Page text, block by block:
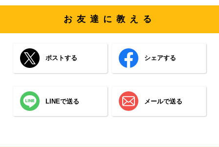
お友達に教える
ポストする シェアする
LINEで送る メールで送る